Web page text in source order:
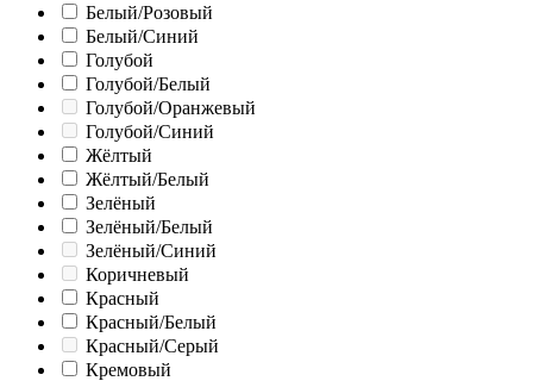
Белый/Розовый
Белый/Синий
Голубой
Голубой/Белый
Голубой/Оранжевый
Голубой/Синий
Жёлтый
Жёлтый/Белый
Зелёный
Зелёный/Белый
Зелёный/Синий
Коричневый
Красный
Красный/Белый
Красный/Серый
Кремовый